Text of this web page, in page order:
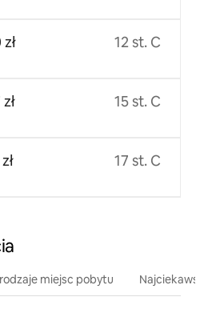
12 st. C
15 st. C
17 st. C
miejsc pobytu